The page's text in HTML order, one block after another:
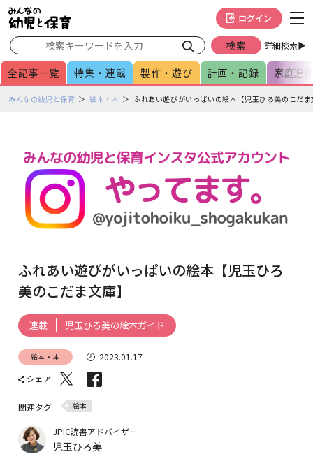
詳細検索▶
ログイン
全記事一覧 特集・連載 製作・遊び 計画・記録 家庭連
ペみんなの幼児と保育 絵本・本 ふれあい遊びがいっぱいの絵本【児玉ひろ美のこだ
ふれあい遊びがいっぱいの絵本【児玉ひろ
美のこだま文庫】
連載 児玉ひろ美の絵本ガイド
絵本・本
2023.01.17
シェア
関連タグ 絵本
JPIC読書アドバイザー
児玉ひろ美